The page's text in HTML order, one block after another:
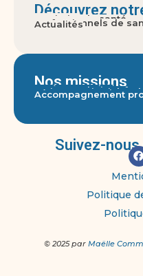
Découvrez
A propos
Territoire de santé
Gouvernance
Usagers
Professionnels de
Actualités
Nos missions
Accès aux soins
Parcours pluri-
Actions territoriales
Réponse aux crises
Accompagnement
Suivez-
Politique
© 2025 par Maëlle